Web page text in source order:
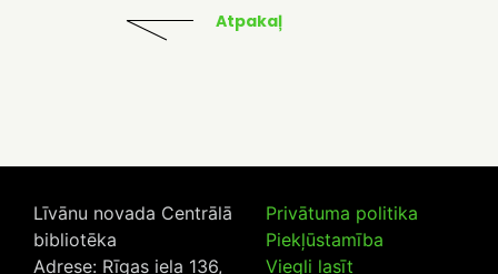
Atpakaļ
Līvānu novada Centrālā
bibliotēka
Adrese: Rīgas iela 136,
Privātuma politika
Piekļūstamība
Viegli lasīt